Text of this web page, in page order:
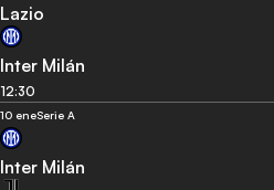
Lazio
Inter Milán
12:30
10 eneSerie A
Inter Milán